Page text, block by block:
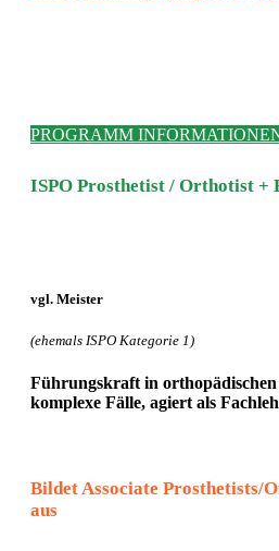
PROGRAMM
ISPO Prosthetist / Orthotist +
vgl. Meister
(ehemals ISPO Kategorie 1)
Führungskraft in
komplexe Fälle, agiert als
Bildet Associate Prosthetists/
aus